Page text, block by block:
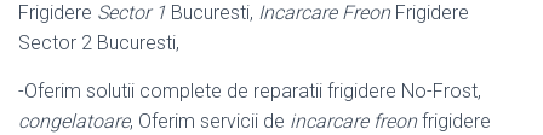
Frigidere Sector 1 Bucuresti, Incarcare FreonFrigidere
Sector 2 Bucuresti,
-Oferim solutii complete de reparatii frigidere No-Frost,
congelatoare, Oferim servicii de incarcare freonfrigidere